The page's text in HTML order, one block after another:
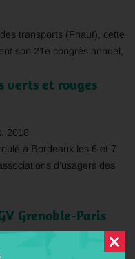
transports (Fnaut), cette
son 21e congrès annuel,
verts et rouges
2018
à Bordeaux les 6 et 7
d’usagers des
Grenoble-Paris